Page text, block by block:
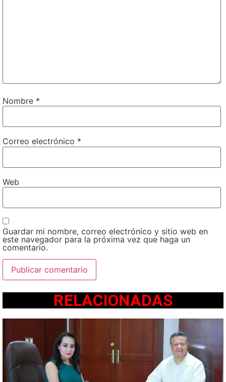
Nombre *
Correo electrónico *
Web
Guardar mi nombre, correo electrónico y sitio web en
este navegador para la próxima vez que haga un
comentario.
RELACIONADAS